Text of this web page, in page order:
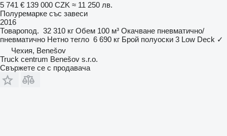
5 741 € 139 000 CZK ≈ 11 250 лв.
Полуремарке със завеси
2016
Товаропод. 32 310 кг Обем 100 м³ Окачване пневматично/
пневматично Нетно тегло 6 690 кг Брой полуоски 3 Low Deck ✓
Чехия, Benešov
Truck centrum Benešov s.r.o.
Свържете се с продавача